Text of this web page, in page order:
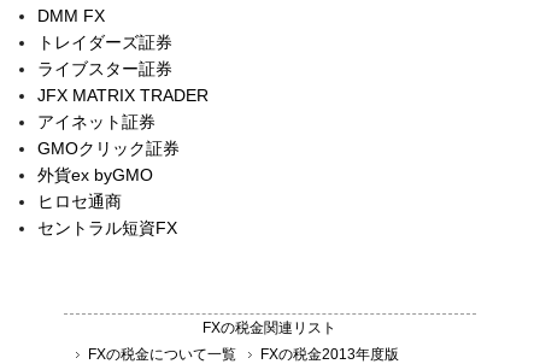
DMM FX
トレイダーズ証券
ライブスター証券
JFX MATRIX TRADER
アイネット証券
GMOクリック証券
外貨ex byGMO
ヒロセ通商
セントラル短資FX
FXの税金関連リスト
FXの税金について一覧
FXの税金2013年度版